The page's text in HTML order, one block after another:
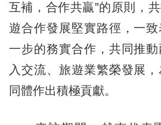
互補，合作共贏”的原則，
遊合作發展堅實路徑，一
一步的務實合作，共同推
入交流、旅遊業繁榮發展
同體作出積極貢獻。